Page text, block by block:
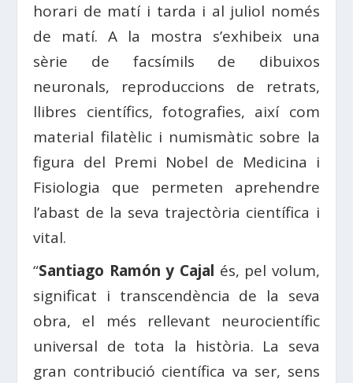
horari de matí i tarda i al juliol només
de matí. A la mostra s’exhibeix una
sèrie de facsímils de dibuixos
neuronals, reproduccions de retrats,
llibres científics, fotografies, així com
material filatèlic i numismàtic sobre la
figura del Premi Nobel de Medicina i
Fisiologia que permeten aprehendre
l’abast de la seva trajectòria científica i
vital.
“Santiago Ramón y Cajal és, pel volum,
significat i transcendència de la seva
obra, el més rellevant neurocientífic
universal de tota la història. La seva
gran contribució científica va ser, sens